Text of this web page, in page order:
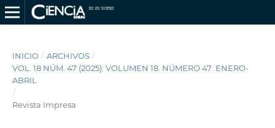
INICIO / ARCHIVOS /
VOL. 18 NÚM. 47 (2025): VOLUMEN 18. NÚMERO 47: ENERO-
ABRIL
/
Revista Impresa